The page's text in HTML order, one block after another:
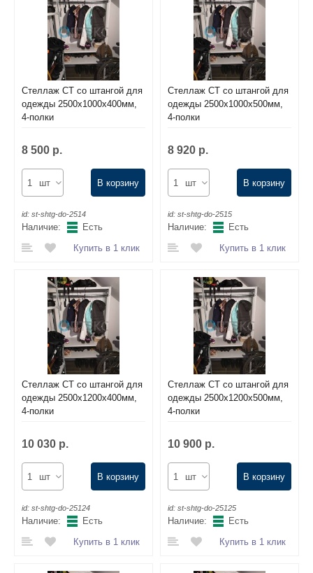
Стеллаж СТ со штангой для
одежды 2500х1000х400мм,
4-полки
8 500 р.
шт В корзину
id: st-shtg-do-2514
Наличие:
Есть
Купить в 1 клик
Стеллаж СТ со штангой для
одежды 2500х1000х500мм,
4-полки
8 920 р.
шт В корзину
id: st-shtg-do-2515
Наличие:
Есть
Купить в 1 клик
Стеллаж СТ со штангой для
одежды 2500х1200х400мм,
4-полки
10 030 р.
шт В корзину
id: st-shtg-do-25124
Наличие:
Есть
Купить в 1 клик
Стеллаж СТ со штангой для
одежды 2500х1200х500мм,
4-полки
10 900 р.
шт В корзину
id: st-shtg-do-25125
Наличие:
Есть
Купить в 1 клик
Комплектующие для шкафов